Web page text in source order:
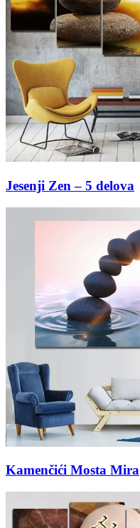
Jesenji Zen – 5 delova
Kamenčići Mosta Mira